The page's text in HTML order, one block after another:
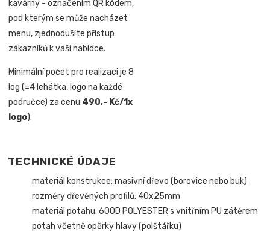
kavárny - označením QR kódem,
pod kterým se může nacházet
menu, zjednodušíte přístup
zákazníků k vaší nabídce.
Minimální počet pro realizaci je 8
log (=4 lehátka, logo na každé
područce) za cenu 490,- Kč/1x
logo).
TECHNICKÉ ÚDAJE
materiál konstrukce: masivní dřevo (borovice nebo buk)
rozměry dřevěných profilů: 40x25mm
materiál potahu: 600D POLYESTER s vnitřním PU zátěrem
potah včetně opěrky hlavy (polštářku)